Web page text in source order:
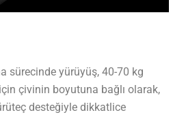
sürecinde yürüyüş, 40-70 kg
çivinin boyutuna bağlı olarak,
desteğiyle dikkatlice